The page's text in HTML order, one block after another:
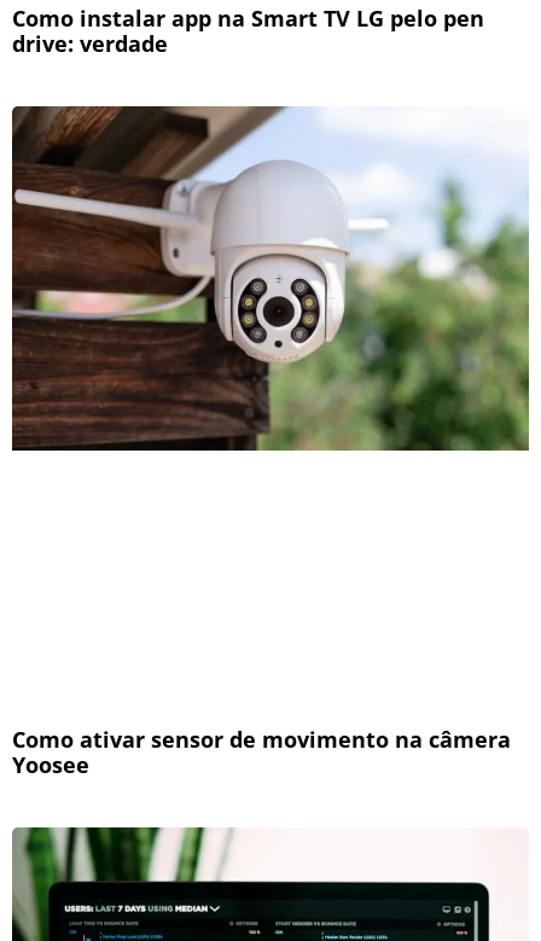
Como instalar app na Smart TV LG pelo pen
drive: verdade
Como ativar sensor de movimento na câmera
Yoosee